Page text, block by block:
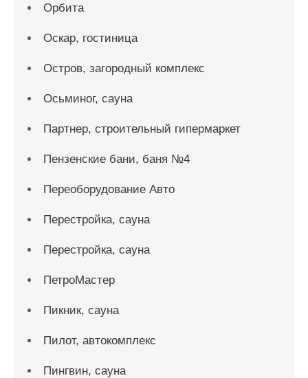
Орбита
Оскар, гостиница
Остров, загородный комплекс
Осьминог, сауна
Партнер, строительный гипермаркет
Пензенские бани, баня №4
Переоборудование Авто
Перестройка, сауна
Перестройка, сауна
ПетроМастер
Пикник, сауна
Пилот, автокомплекс
Пингвин, сауна